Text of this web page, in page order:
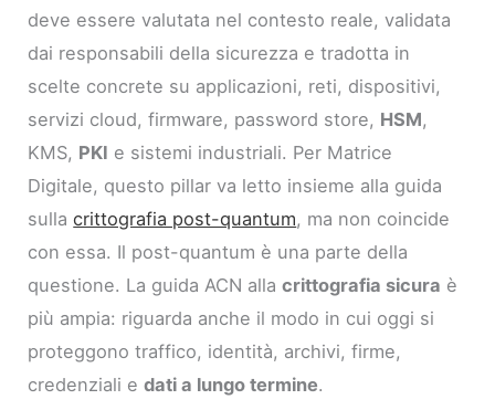
deve essere valutata nel contesto reale, validata
dai responsabili della sicurezza e tradotta in
scelte concrete su applicazioni, reti, dispositivi,
servizi cloud, firmware, password store, HSM,
KMS, PKI e sistemi industriali. Per Matrice
Digitale, questo pillar va letto insieme alla guida
sullacrittografia post-quantum, ma non coincide
con essa. Il post-quantum è una parte della
questione. La guida ACN allacrittografia sicura è
più ampia: riguarda anche il modo in cui oggi si
proteggono traffico, identità, archivi, firme,
credenziali edati a lungo termine.